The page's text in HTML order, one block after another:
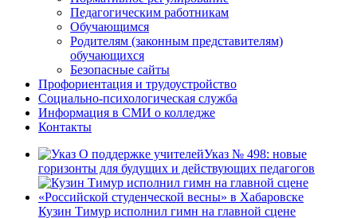
Педагогическим работникам
Обучающимся
Родителям (законным представителям)
обучающихся
Безопасные сайты
Профориентация и трудоустройство
Социально-психологическая служба
Информация в СМИ о колледже
Контакты
Указ № 498: новые
горизонты для будущих и действующих педагогов
Кузин Тимур исполнил гимн на главной сцене